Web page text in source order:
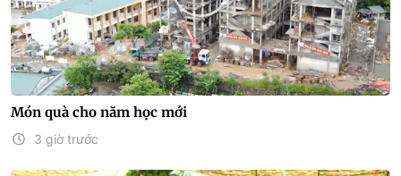
Món quà cho năm học mới
3 giờ trước